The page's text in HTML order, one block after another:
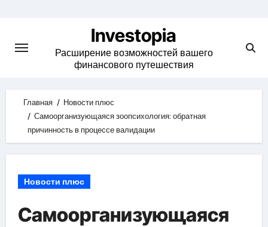
content
Investopia
Расширение возможностей вашего
финансового путешествия
Главная
Новости плюс
Самоорганизующаяся зоопсихология: обратная
причинность в процессе валидации
Новости плюс
Самоорганизующаяся